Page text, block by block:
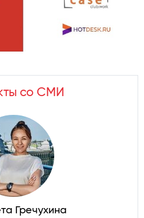
со СМИ
Гречухина